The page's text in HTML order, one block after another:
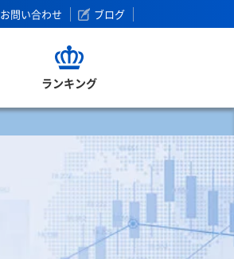
お問い合わせ ブログ
ランキング